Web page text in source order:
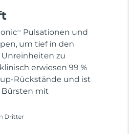
TM
Pulsationen und
um tief in den
zu
erwiesen 99 %
Rückstände und ist
Bürsten mit
Dritter